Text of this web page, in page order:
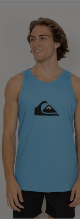
P GG
Adicionar ao